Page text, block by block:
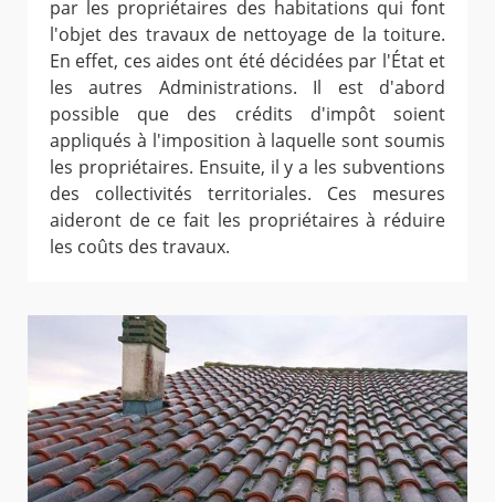
par les propriétaires des habitations qui font
l'objet des travaux de nettoyage de la toiture.
En effet, ces aides ont été décidées par l'État et
les autres Administrations. Il est d'abord
possible que des crédits d'impôt soient
appliqués à l'imposition à laquelle sont soumis
les propriétaires. Ensuite, il y a les subventions
des collectivités territoriales. Ces mesures
aideront de ce fait les propriétaires à réduire
les coûts des travaux.